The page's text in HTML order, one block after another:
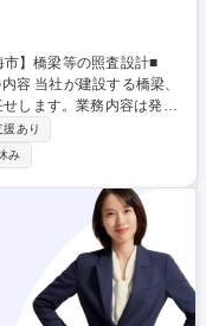
します。業務内容は発注
計算書、数量計算書の設
の報告 ■設計の修正 ■再
県では、女神大橋、大島大
」の設計と建造を手掛け
種 【長崎/
界トップ級造船会社
援あり
み